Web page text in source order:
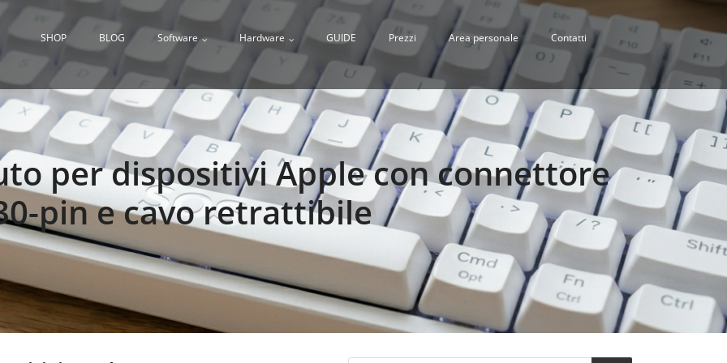
SHOP BLOG Software Hardware GUIDE Prezzi Area personale Contatti
per dispositivi Apple con connettore
pin e cavo retrattibile